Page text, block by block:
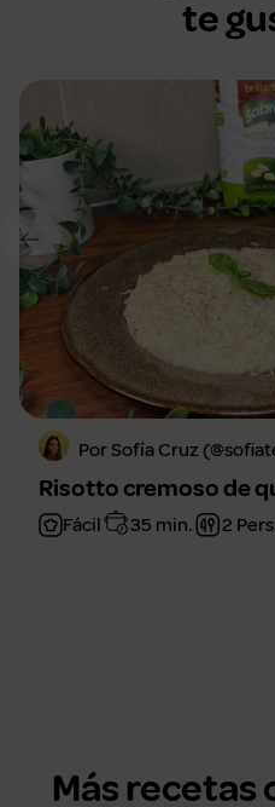
te
Por Sofía Cruz
Risotto cremoso de
Fácil 35 min. 2
Más recetas